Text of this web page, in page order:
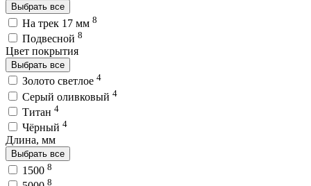
Выбрать все
На трек 17 мм 8
Подвесной 8
Цвет покрытия
Выбрать все
Золото светлое 4
Серый оливковый 4
Титан 4
Чёрный 4
Длина, мм
Выбрать все
1500 8
8